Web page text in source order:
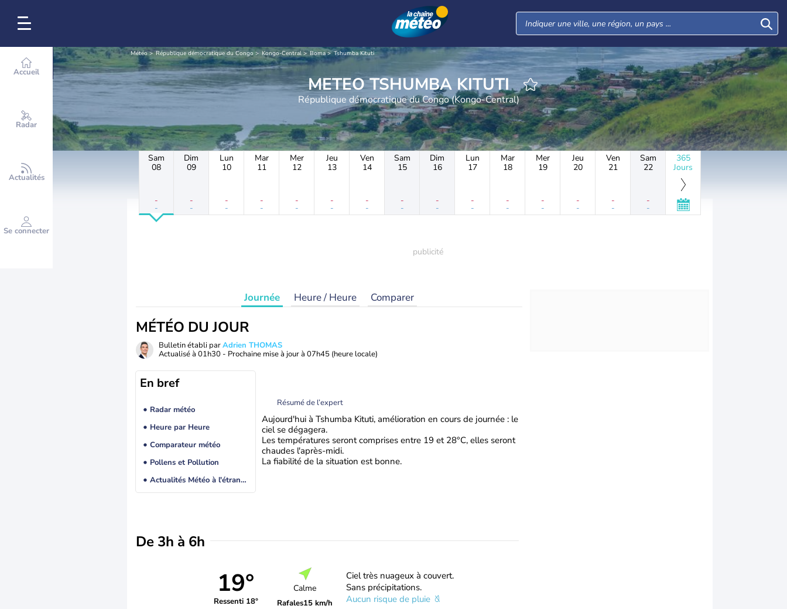
Accueil
Radar
Actualités
Se connecter
Météo République démocratique du Congo Kongo-Central Boma Tshumba Kituti
METEO TSHUMBA KITUTI
République démocratique du Congo (Kongo-Central)
Sam
08
-
-
Dim
09
-
-
Lun
10
-
-
Mar
11
-
-
Mer
12
-
-
Jeu
13
-
-
Ven
14
-
-
Sam
15
-
-
Dim
16
-
-
Lun
17
-
-
Mar
18
-
-
Mer
19
-
-
Jeu
20
-
-
Ven
21
-
-
Sam
22
-
-
365
Jours
Journée Heure / Heure Comparer
MÉTÉO DU JOUR
Bulletin établi parAdrien THOMAS
Actualisé à 01h30 - Prochaine mise à jour à 07h45 (heure locale)
En bref
Radar météo
Heure par Heure
Comparateur météo
Pollens et Pollution
Actualités Météo à l'étranger
Résumé de l’expert
Aujourd'hui à Tshumba Kituti, amélioration en cours de journée : le
ciel se dégagera.
Les températures seront comprises entre 19 et 28°C, elles seront
chaudes l'après-midi.
La fiabilité de la situation est bonne.
De 3h à 6h
19°
Ressenti 18°
Calme
Rafales15 km/h
Ciel très nuageux à couvert.
Sans précipitations.
Aucun risque de pluie